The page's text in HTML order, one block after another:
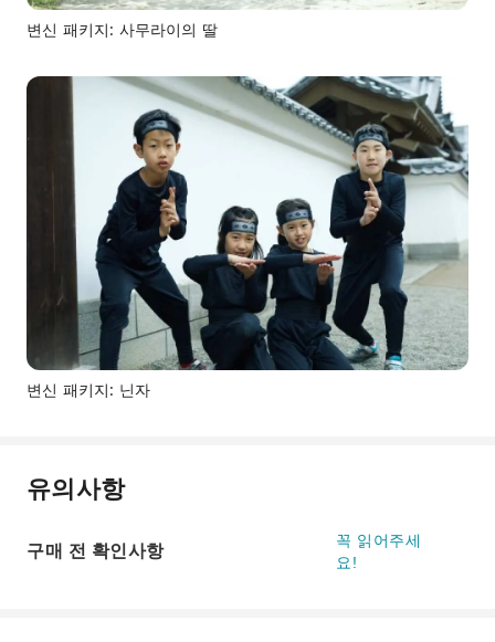
변신 패키지: 사무라이의 딸
변신 패키지: 닌자
유의사항
구매 전 확인사항
꼭 읽어주세
요!